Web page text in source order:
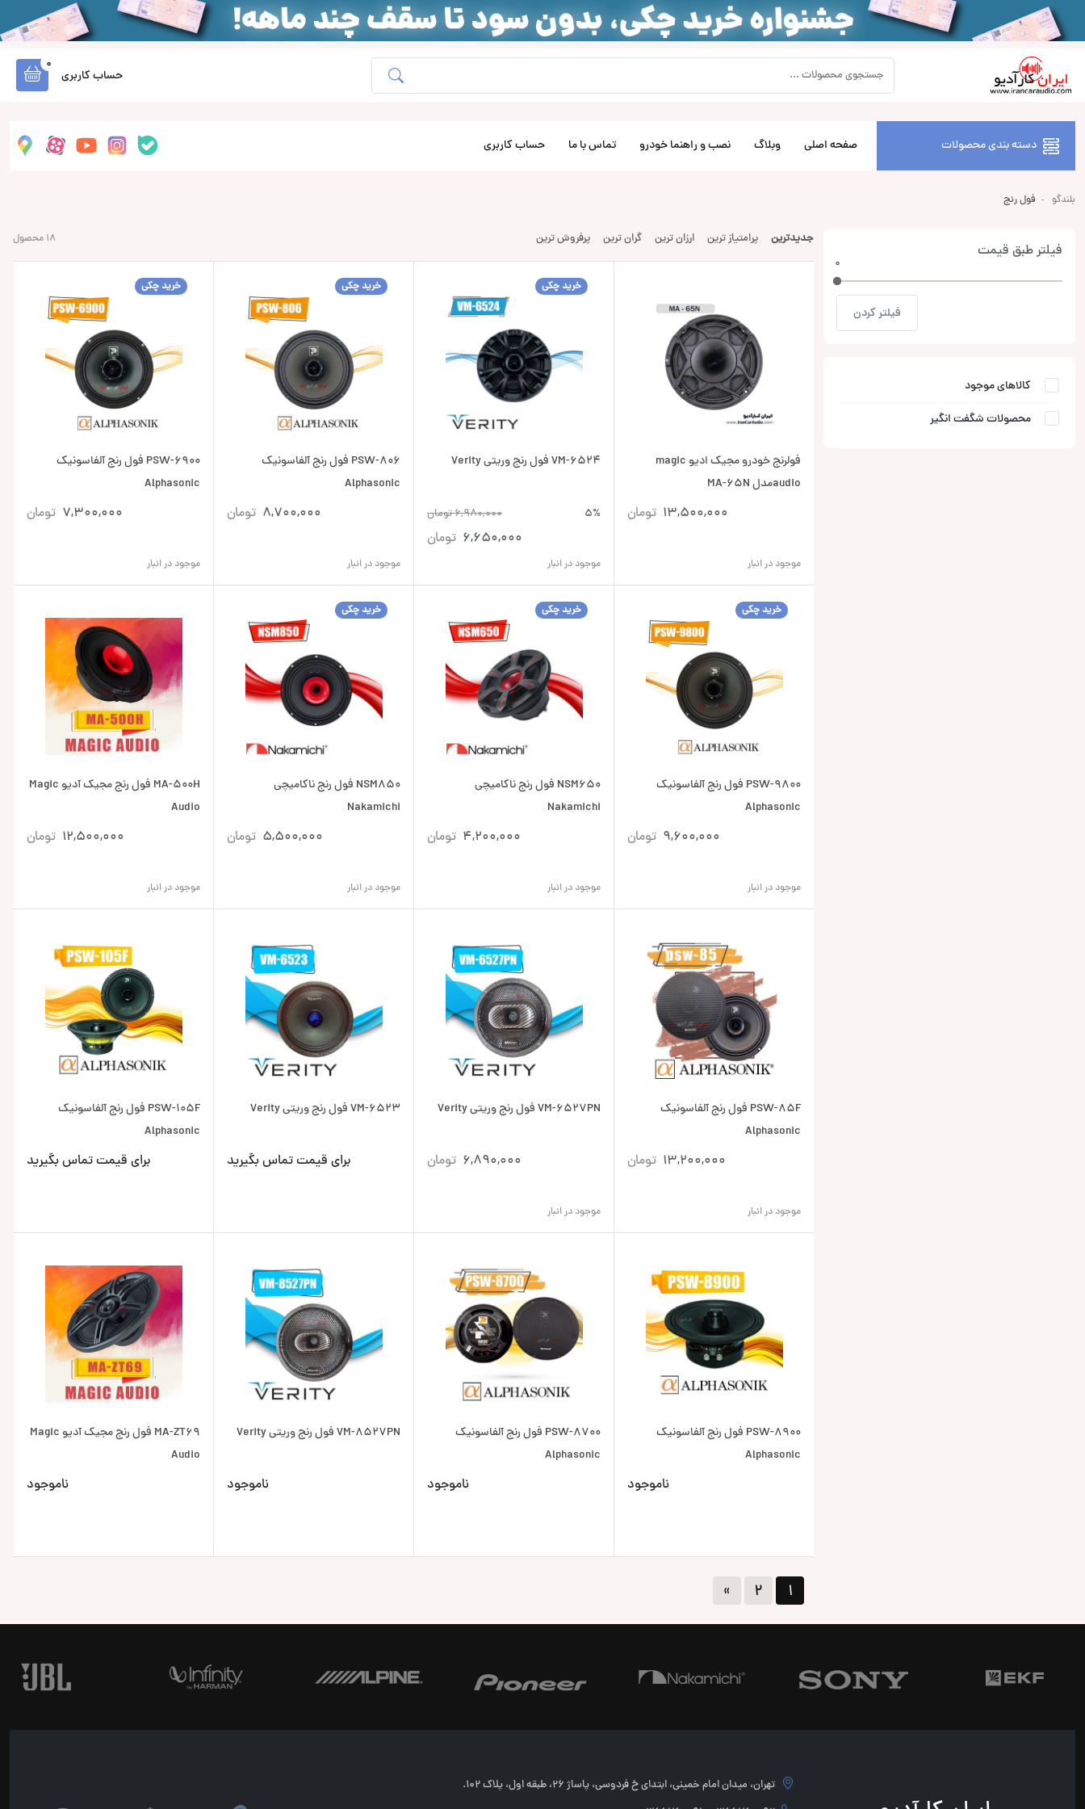
حساب کاربری
0
دسته بندی محصولات صفحه اصلی وبلاگ نصب و راهنما خودرو تماس با ما حساب کاربری
بلندگو فول رنج
فیلتر طبق قیمت
0
0
فیلتر کردن
کالاهای موجود
محصولات شگفت انگیر
جدیدترین پرامتیاز ترین ارزان ترین گران ترین پرفروش ترین 18 محصول
فولرنج خودرو مجیک ادیو magic
audioمدل MA-65N
13,500,000 تومان
موجود در انبار
خرید چکی
VM-6524 فول رنج وریتی Verity
5%
6,980,000تومان
6,650,000 تومان
موجود در انبار
خرید چکی
PSW-806 فول رنج آلفاسونیک
Alphasonic
8,700,000 تومان
موجود در انبار
خرید چکی
PSW-6900 فول رنج آلفاسونیک
Alphasonic
7,300,000 تومان
موجود در انبار
خرید چکی
PSW-9800 فول رنج آلفاسونیک
Alphasonic
9,600,000 تومان
موجود در انبار
خرید چکی
NSM650 فول رنج ناکامیچی
Nakamichi
4,200,000 تومان
موجود در انبار
خرید چکی
NSM850 فول رنج ناکامیچی
Nakamichi
5,500,000 تومان
موجود در انبار
MA-500H فول رنج مجیک آدیو Magic
Audio
12,500,000 تومان
موجود در انبار
PSW-85F فول رنج آلفاسونیک
Alphasonic
13,200,000 تومان
موجود در انبار
VM-6527PN فول رنج وریتی Verity
6,890,000 تومان
موجود در انبار
VM-6523 فول رنج وریتی Verity
برای قیمت تماس بگیرید
PSW-105F فول رنج آلفاسونیک
Alphasonic
برای قیمت تماس بگیرید
PSW-8900 فول رنج آلفاسونیک
Alphasonic
ناموجود
PSW-8700 فول رنج آلفاسونیک
Alphasonic
ناموجود
VM-8527PN فول رنج وریتی Verity
ناموجود
MA-ZT69 فول رنج مجیک آدیو Magic
Audio
ناموجود
۱ ۲ »
تهران، میدان امام خمینی، ابتدای خ فردوسی، پاساژ 26، طبقه اول، پلاک 102.